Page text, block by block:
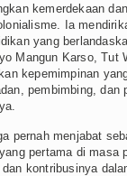
kemerdekaan
Ia
yang
Mangun Karso, Tut
kepemimpinan
pembimbing, dan
pernah menjabat
pertama di masa
kontribusinya